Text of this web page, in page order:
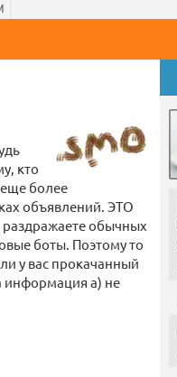
кто
более
объявлений. ЭТО
обычных
боты. Поэтому то
у вас прокачанный
информация а) не